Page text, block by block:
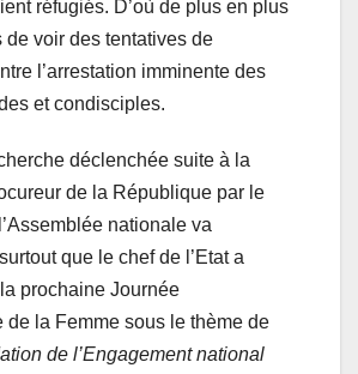
réfugiés. D’où de plus en plus
de voir des tentatives de
l’arrestation imminente des
et condisciples.
déclenchée suite à la
de la République par le
nationale va
que le chef de l’Etat a
prochaine Journée
de la Femme sous le thème de
de l’Engagement national